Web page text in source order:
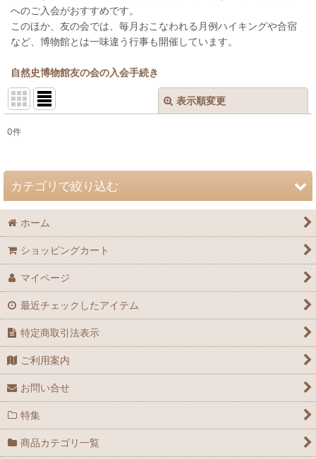
へのご入会がおすすめです。
このほか、友の会では、毎月おこなわれる月例ハイキングや合宿
など、博物館とは一味違う行事も開催しています。
自然史博物館友の会の入会手続き
表示順変更
並び順 :
0件
カテゴリで絞り込む
自然史博物館友の会 会誌「Nature Study」 (全商品)
72巻（2026年）
71巻（2025年）
69巻（2023年）
68巻（2022年）
66巻（2020年）
ホーム
ショッピングカート
マイページ
最近チェックしたアイテム
特定商取引法表示
ご利用案内
お問い合せ
特集
商品カテゴリ一覧